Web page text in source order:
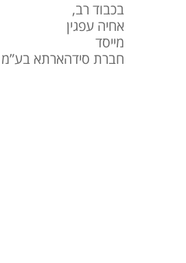
בכבוד רב,
אחיה עפגין
מייסד
חברת סידהארתא בע”מ